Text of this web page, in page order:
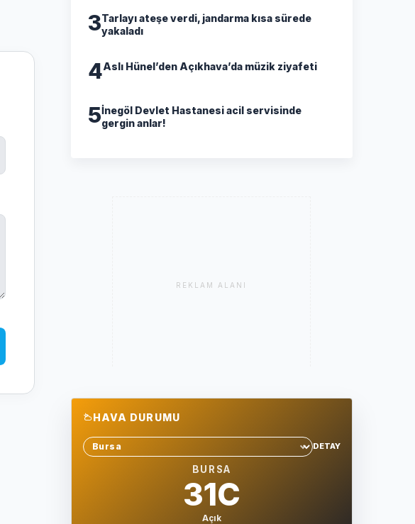
3Tarlayı ateşe verdi, jandarma kısa sürede
yakaladı
4Aslı Hünel’den Açıkhava’da müzik ziyafeti
5İnegöl Devlet Hastanesi acil servisinde
gergin anlar!
REKLAM ALANI
HAVA DURUMU
Sehir sec
DETAY
BURSA
31C
Açık